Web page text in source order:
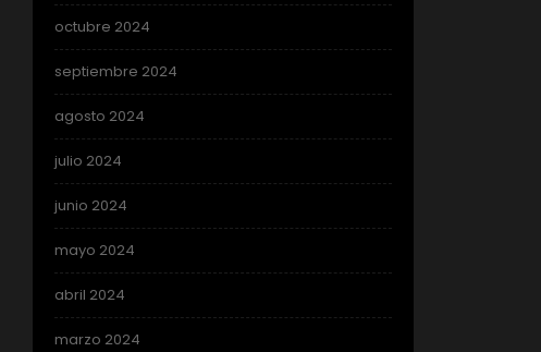
octubre 2024
septiembre 2024
agosto 2024
julio 2024
junio 2024
mayo 2024
abril 2024
marzo 2024